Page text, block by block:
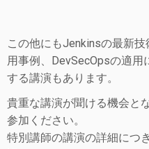
この他にもJenkinsの最新
用事例、DevSecOpsの適
する講演もあります。
貴重な講演が聞ける機会と
参加ください。
特別講師の講演の詳細につ